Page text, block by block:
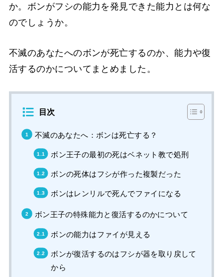
か。ボンがフシの能力を発見できた能力とは何な
のでしょうか。
不滅のあなたへのボンが死亡するのか、能力や復
活するのかについてまとめました。
目次
不滅のあなたへ：ボンは死亡する？
ボン王子の最初の死はベネット教で処刑
ボンの死体はフシが作った複製だった
ボンはレンリルで死んでファイになる
ボン王子の特殊能力と復活するのかについて
ボンの能力はファイが見える
ボンが復活するのはフシが器を取り戻して
から